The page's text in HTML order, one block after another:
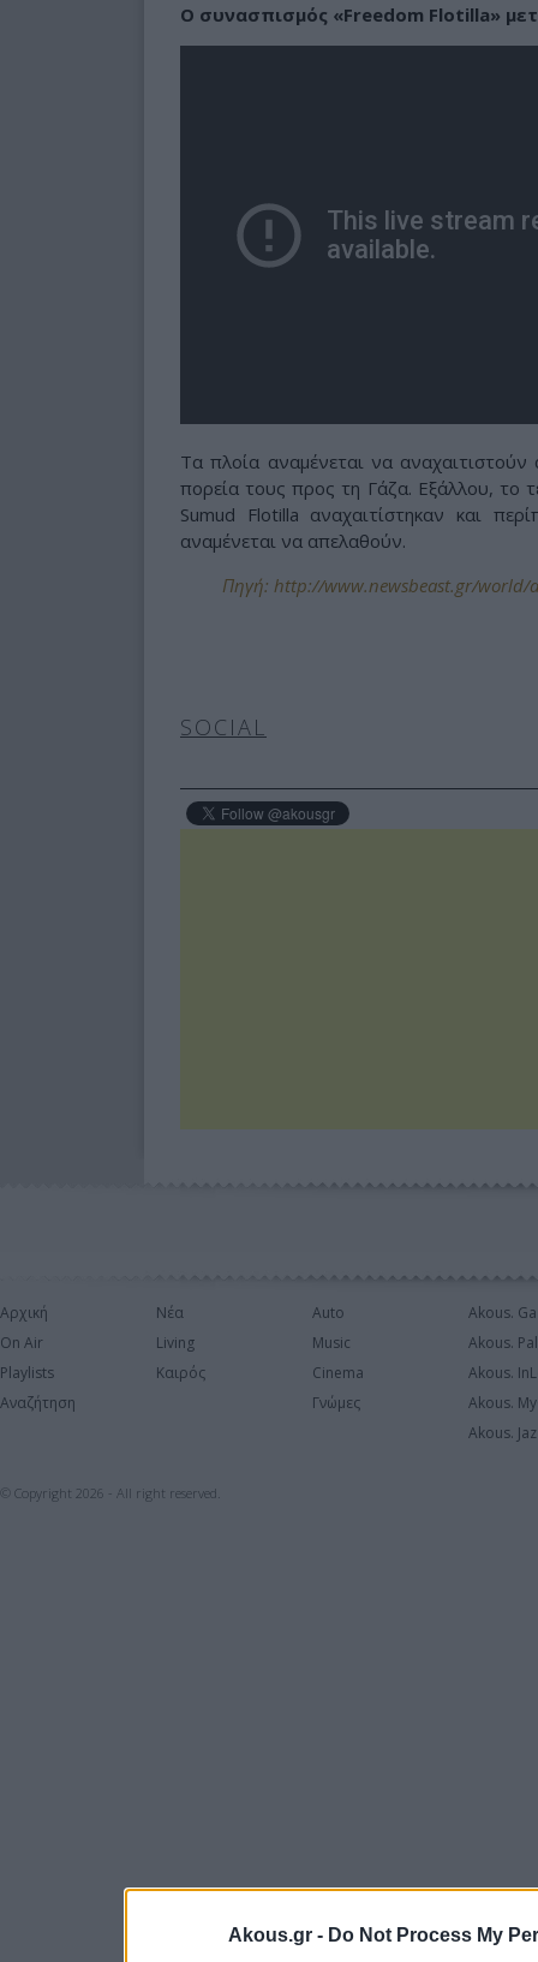
Akous.gr - Do Not Process My
Ο συνασπισμός «Freedom Flotilla»
Τα πλοία αναμένεται να
πορεία τους προς τη Γάζα. Εξάλλου, το
Sumud Flotilla αναχαιτίστηκαν και
αναμένεται να απελαθούν.
Πηγή: http://www.newsbeast.gr/world/
SOCIAL
Αρχική
On Air
Playlists
Αναζήτηση
Νέα
Living
Καιρός
Auto
Music
Cinema
Γνώμες
Akous.
Akous.
Akous.
Akous.
Akous.
© Copyright 2026 - All right reserved.